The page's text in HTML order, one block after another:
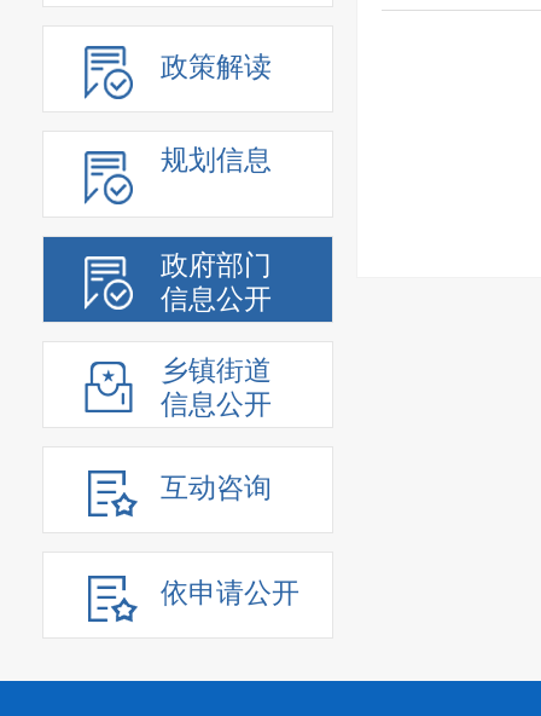
政策解读
规划信息
政府部门
信息公开
乡镇街道
信息公开
互动咨询
依申请公开